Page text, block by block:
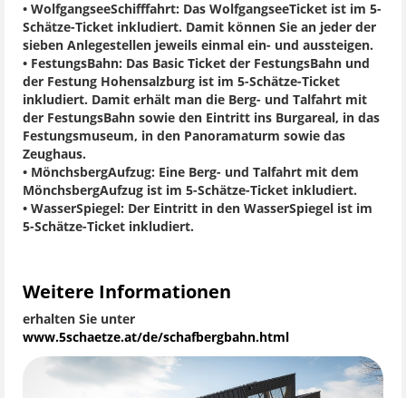
• WolfgangseeSchifffahrt: Das WolfgangseeTicket ist im 5-
Schätze-Ticket inkludiert. Damit können Sie an jeder der
sieben Anlegestellen jeweils einmal ein- und aussteigen.
• FestungsBahn: Das Basic Ticket der FestungsBahn und
der Festung Hohensalzburg ist im 5-Schätze-Ticket
inkludiert. Damit erhält man die Berg- und Talfahrt mit
der FestungsBahn sowie den Eintritt ins Burgareal, in das
Festungsmuseum, in den Panoramaturm sowie das
Zeughaus.
• MönchsbergAufzug: Eine Berg- und Talfahrt mit dem
MönchsbergAufzug ist im 5-Schätze-Ticket inkludiert.
• WasserSpiegel: Der Eintritt in den WasserSpiegel ist im
5-Schätze-Ticket inkludiert.
Weitere Informationen
erhalten Sie unter
www.5schaetze.at/de/schafbergbahn.html